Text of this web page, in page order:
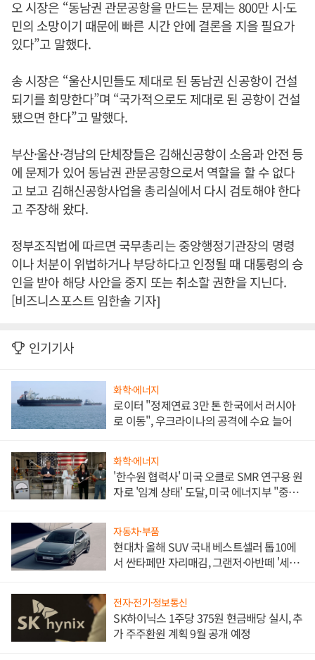
오 시장은 “동남권 관문공항을 만드는 문제는 800만 시·도
민의 소망이기 때문에 빠른 시간 안에 결론을 지을 필요가
있다”고 말했다.
송 시장은 “울산시민들도 제대로 된 동남권 신공항이 건설
되기를 희망한다”며 “국가적으로도 제대로 된 공항이 건설
됐으면 한다”고 말했다.
부산·울산·경남의 단체장들은 김해신공항이 소음과 안전 등
에 문제가 있어 동남권 관문공항으로서 역할을 할 수 없다
고 보고 김해신공항사업을 총리실에서 다시 검토해야 한다
고 주장해 왔다.
정부조직법에 따르면 국무총리는 중앙행정기관장의 명령
이나 처분이 위법하거나 부당하다고 인정될 때 대통령의 승
인을 받아 해당 사안을 중지 또는 취소할 권한을 지닌다.
[비즈니스포스트 임한솔 기자]
인기기사
화학·에너지
로이터 "정제연료 3만 톤 한국에서 러시아
로 이동", 우크라이나의 공격에 수요 늘어
화학·에너지
'한수원 협력사' 미국 오클로 SMR 연구용 원
자로 '임계 상태' 도달, 미국 에너지부 "중요
자동차·부품
현대차 올해 SUV 국내 베스트셀러 톱10에
서 싼타페만 자리매김, 그랜저·아반떼 '세단
전자·전기·정보통신
SK하이닉스 1주당 375원 현금배당 실시, 추
가 주주환원 계획 9월 공개 예정